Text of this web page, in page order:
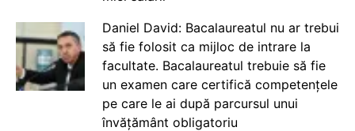
Daniel David: Bacalaureatul nu ar trebui
să fie folosit ca mijloc de intrare la
facultate. Bacalaureatul trebuie să fie
un examen care certifică competențele
pe care le ai după parcursul unui
învățământ obligatoriu